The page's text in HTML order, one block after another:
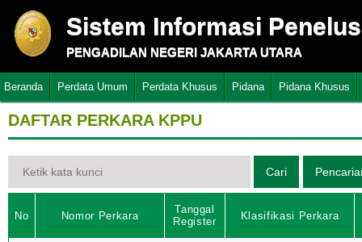
Sistem Informasi
PENGADILAN NEGERI JAKARTA UTARA
Beranda Perdata Umum Perdata Khusus Pidana Pidana Khusus
DAFTAR PERKARA KPPU
No Nomor Perkara
Tanggal
Register
Klasifikasi Perkara